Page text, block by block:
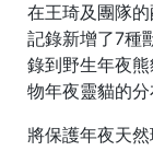
在王琦及團隊
記錄新增了7種
錄到野生年夜
物年夜靈貓的分
將保護年夜天